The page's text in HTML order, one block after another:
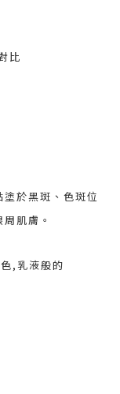
比
於黑斑、色斑位
肌膚。
,乳液般的